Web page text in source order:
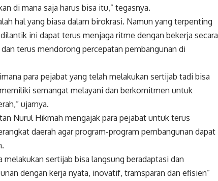
di mana saja harus bisa itu,” tegasnya.
hal yang biasa dalam birokrasi. Namun yang terpenting
ini dapat terus menjaga ritme dengan bekerja secara
terus mendorong percepatan pembangunan di
para pejabat yang telah melakukan sertijab tadi bisa
semangat melayani dan berkomitmen untuk
ujarnya.
Nurul Hikmah mengajak para pejabat untuk terus
daerah agar program-program pembangunan dapat
melakukan sertijab bisa langsung beradaptasi dan
dengan kerja nyata, inovatif, tramsparan dan efisien”